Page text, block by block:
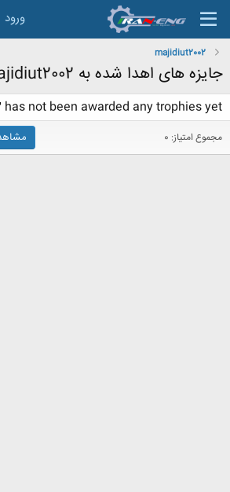
ورود
majidiut2002
جایزه های اهدا شده به majidiut2002
has not been awarded any trophies yet.
مجموع امتیاز: 0